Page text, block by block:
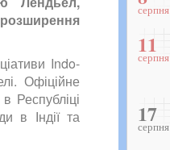
Indo-
Офіційне
Республіці
в Індії та
серпня
11
серпня
17
серпня